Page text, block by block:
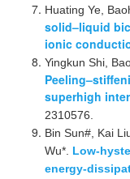
Huating Ye,
solid–liquid
ionic
Yingkun Shi,
superhigh
2310576.
Bin Sun#, Kai
Wu*. Low-
energy-